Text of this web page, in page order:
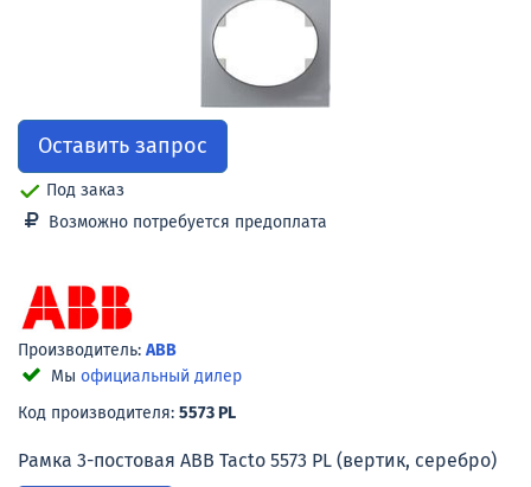
Оставить запрос
Под заказ
Возможно потребуется предоплата
Производитель: ABB
Мы официальный дилер
Код производителя: 5573 PL
Рамка 3-постовая ABB Tacto 5573 PL (вертик, серебро)